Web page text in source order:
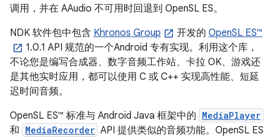
调用，并在 AAudio 不可用时回退到 OpenSL ES。
NDK 软件包中包含 Khronos Group 开发的 OpenSL ES™
1.0.1 API 规范的一个Android 专有实现。利用这个库，
不论您是编写合成器、数字音频工作站、卡拉 OK、游戏还
是其他实时应用，都可以使用 C 或 C++ 实现高性能、短延
迟时间音频。
OpenSL ES™ 标准与 Android Java 框架中的 MediaPlayer
和 MediaRecorder API 提供类似的音频功能。OpenSL ES